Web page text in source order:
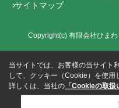
サイトマップ
Copyright(c) 有限会社ひま
当サイトでは、お客様の当サイト
して、クッキー（Cookie）を使用
詳しくは、当社の 「Cookieの取扱